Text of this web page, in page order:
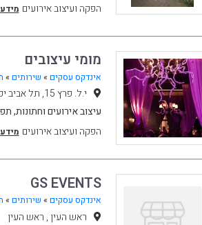
הפקה ועיצוב אירועים
מומי עיצובים
אינדקס עסקים » שירותים »
י.ל. פרץ 15, תל אביב יפו , תל אביב יפו
עיצוב אירועים וחתונות,
הפקה ועיצוב אירועים
GS EVENTS
אינדקס עסקים » שירותים »
ראש העין , ראש העין